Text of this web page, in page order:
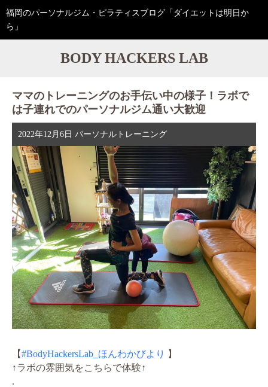
福岡のパーソナルジム・ピラティスブログ「ダイエットは明日か
ら」
BODY HACKERS LAB
ママのトレーニングのお手伝い中の様子！ラボで
は子連れでのパーソナルジム通い大歓迎
2022年12月6日 パーソナルトレーニング
【#BodyHackersLab_ほんわかびより
】
↑ラボの雰囲気をこちらで体験↑
.